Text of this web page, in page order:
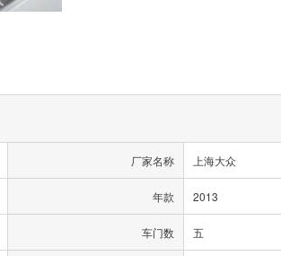
厂家名称 上海大众
年款 2013
车门数 五